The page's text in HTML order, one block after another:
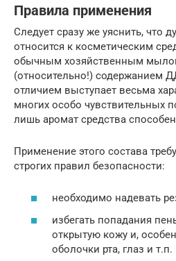
Правила применения
Следует сразу же уяснить, что
относится к косметическим
обычным хозяйственным
(относительно!) содержанием
отличием выступает весьма
многих особо чувствительных
лишь аромат средства
Применение этого состава
строгих правил безопасности:
необходимо надевать
избегать попадания
открытую кожу и,
оболочки рта, глаз и т.п.